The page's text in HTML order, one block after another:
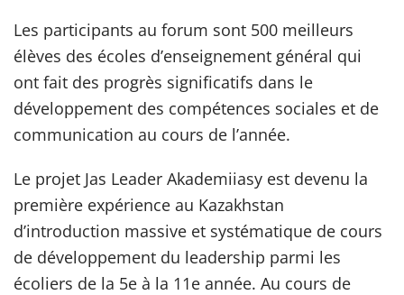
Les participants au forum sont 500 meilleurs
élèves des écoles d’enseignement général qui
ont fait des progrès significatifs dans le
développement des compétences sociales et de
communication au cours de l’année.
Le projet Jas Leader Akademiiasy est devenu la
première expérience au Kazakhstan
d’introduction massive et systématique de cours
de développement du leadership parmi les
écoliers de la 5e à la 11e année. Au cours de